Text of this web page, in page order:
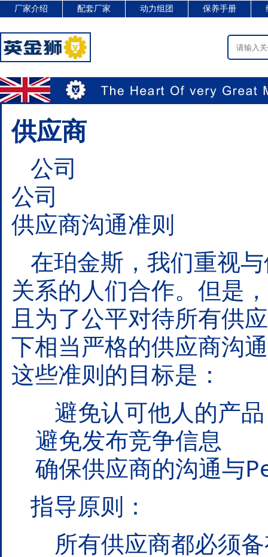
厂家介绍 配套厂家 动力组团 保养手册
供应商
公司
公司
供应商沟通准则
在珀金斯，我们重视
关系的人们合作。但是
且为了公平对待所有供
下相当严格的供应商沟
这些准则的目标是：
避免认可他人的产
避免发布竞争信息
确保供应商的沟通与
指导原则：
所有供应商都必须